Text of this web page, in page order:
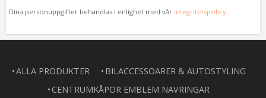
Dina personuppgifter behandlas i enlighet med vår integritetspolicy
ALLA PRODUKTER
BILACCESSOARER & AUTOSTYLING
CENTRUMKÅPOR EMBLEM NAVRINGAR